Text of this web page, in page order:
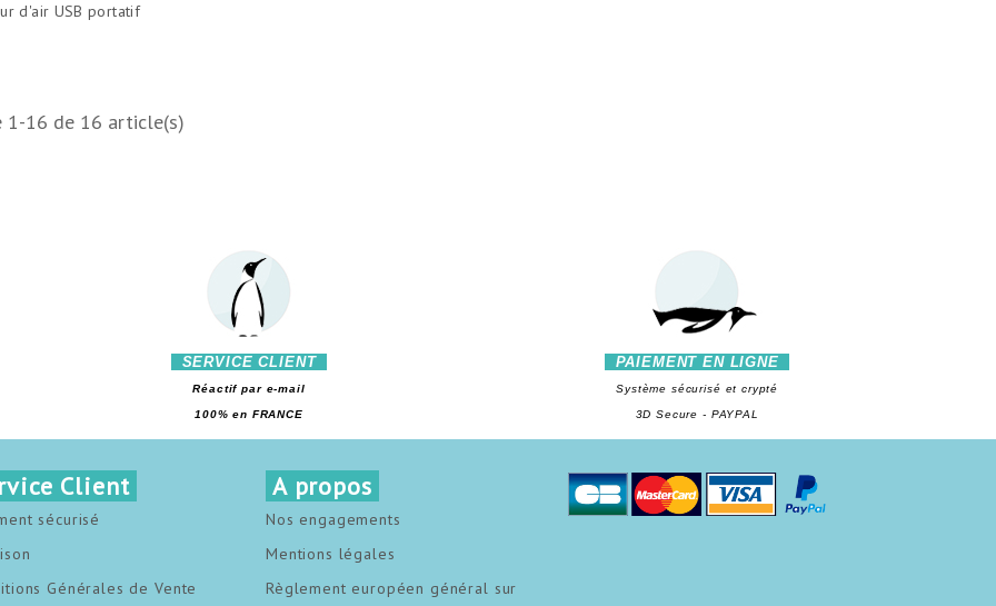
d'air USB portatif
1-16 de 16 article(s)
SERVICE CLIENT
Réactif par e-mail
100% en FRANCE
PAIEMENT EN LIGNE
Système sécurisé et crypté
3D Secure - PAYPAL
Client
sécurisé
Générales de Vente
A propos
Nos engagements
Mentions légales
Règlement européen général sur